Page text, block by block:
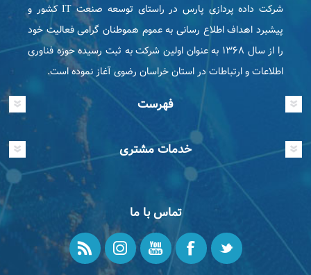
شرکت داده پردازی پارس در راستای توسعه صنعت IT كشور و
پیشبرد اهداف اطلاع رسانی به عموم هموطنان گرامی فعاليت خود
را از سال ۱۳۶۸ به عنوان اولین شرکت به ثبت رسیده حوزه فناوری
اطلاعات و ارتباطات در استان خراسان رضوی آغاز نموده است.
فهرست
خدمات مشتری
تماس با ما